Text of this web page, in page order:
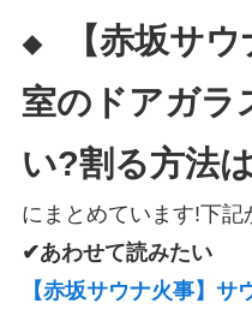
◆
【赤坂サ
室のドアガラ
い?割る方法
にまとめています!下
✔あわせて読みたい
【赤坂サウナ火事】